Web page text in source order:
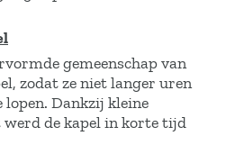
gemeenschap van
zodat ze niet langer uren
lopen. Dankzij kleine
werd de kapel in korte tijd